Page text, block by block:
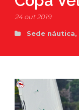
24 out 2019
Sede náutica,